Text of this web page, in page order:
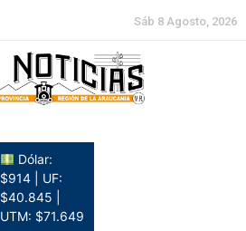
Sáb 8 Agosto, 2026
Dólar:
$914 | UF:
$40.845 |
UTM: $71.649